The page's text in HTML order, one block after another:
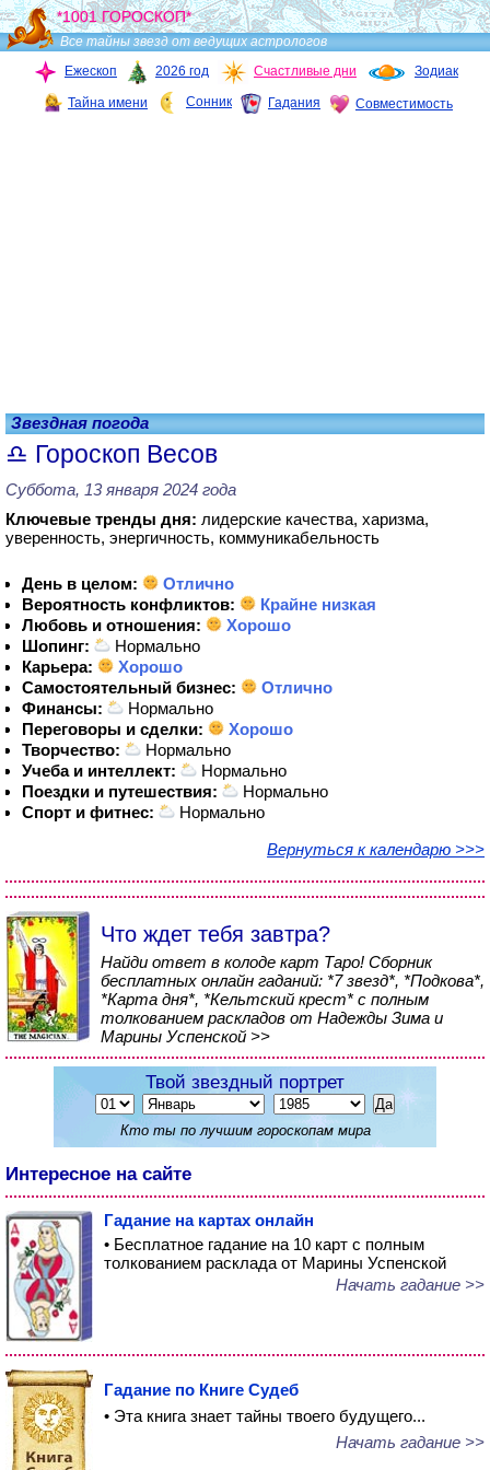
*1001 ГОРОСКОП*
Все тайны звезд от ведущих астрологов
Ежескоп
2026 год Счастливые дни Зодиак
Тайна имени Сонник Гадания Совместимость
Звездная погода
Гороскоп Весов
Суббота, 13 января 2024 года
Ключевые тренды дня: лидерские качества, харизма,
уверенность, энергичность, коммуникабельность
День в целом:
Отлично
Вероятность конфликтов:
Крайне низкая
Любовь и отношения:
Хорошо
Шопинг:
Нормально
Карьера:
Хорошо
Самостоятельный бизнес:
Отлично
Финансы:
Нормально
Переговоры и сделки:
Хорошо
Творчество:
Нормально
Учеба и интеллект:
Нормально
Поездки и путешествия:
Нормально
Спорт и фитнес:
Нормально
Вернуться к календарю >>>
Что ждет тебя завтра?
Найди ответ в колоде карт Таро! Сборник
бесплатных онлайн гаданий: *7 звезд*, *Подкова*,
*Карта дня*, *Кельтский крест* с полным
толкованием раскладов от Надежды Зима и
Марины Успенской >>
Твой звездный портрет
Кто ты по лучшим гороскопам мира
Интересное на сайте
Гадание на картах онлайн
• Бесплатное гадание на 10 карт с полным
толкованием расклада от Марины Успенской
Начать гадание >>
Гадание по Книге Судеб
• Эта книга знает тайны твоего будущего...
Начать гадание >>